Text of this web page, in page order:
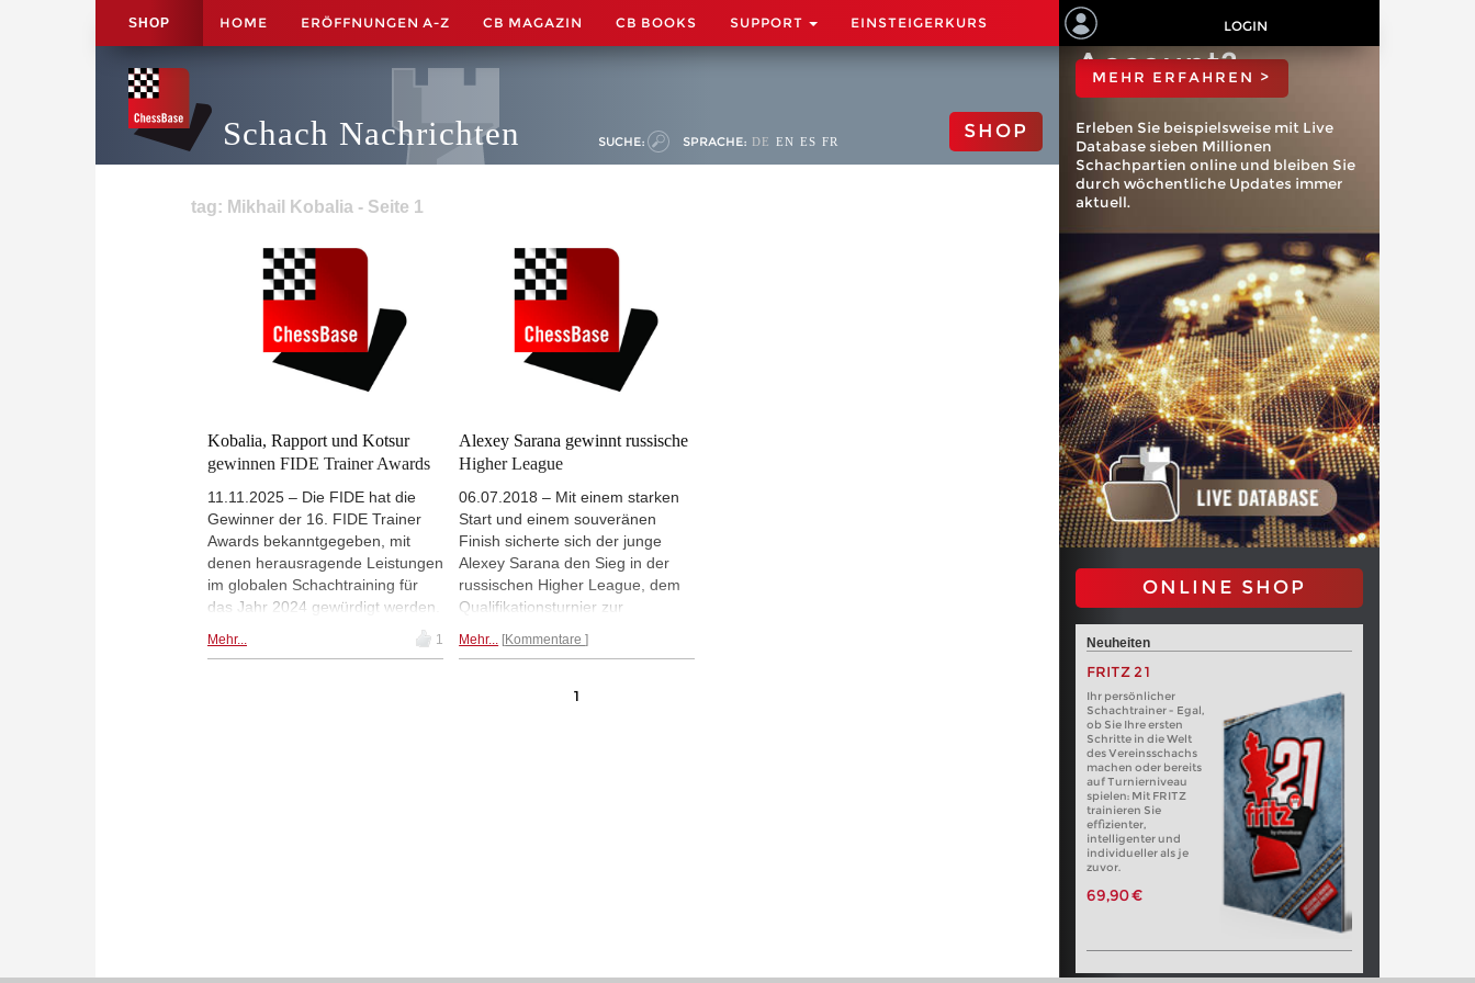
SHOP HOME ERÖFFNUNGEN A-Z CB MAGAZIN CB BOOKS SUPPORT EINSTEIGERKURS LOGIN
Schach Nachrichten SUCHE: SPRACHE: DE EN ES FR SHOP
tag: Mikhail Kobalia - Seite 1
Kobalia, Rapport und Kotsur
gewinnen FIDE Trainer Awards
11.11.2025 – Die FIDE hat die
Gewinner der 16. FIDE Trainer
Awards bekanntgegeben, mit
denen herausragende Leistungen
im globalen Schachtraining für
das Jahr 2024 gewürdigt werden.
Pavel Kotsur (Kasachstan),
Mehr... 1
Alexey Sarana gewinnt russische
Higher League
06.07.2018 – Mit einem starken
Start und einem souveränen
Finish sicherte sich der junge
Alexey Sarana den Sieg in der
russischen Higher League, dem
Qualifikationsturnier zur
Grigoriy Oparin wurde nach
Frauenturnier wurde Oksana
Mehr... Kommentare
1
ChessBase
Account?
MEHR ERFAHREN >
Erleben Sie beispielsweise mit Live
Database sieben Millionen
Schachpartien online und bleiben Sie
durch wöchentliche Updates immer
aktuell.
ONLINE SHOP
Neuheiten
FRITZ 21
Ihr persönlicher
Schachtrainer - Egal,
ob Sie Ihre ersten
Schritte in die Welt
des Vereinsschachs
machen oder bereits
auf Turnierniveau
spielen: Mit FRITZ
trainieren Sie
effizienter,
intelligenter und
individueller als je
zuvor.
69,90 €